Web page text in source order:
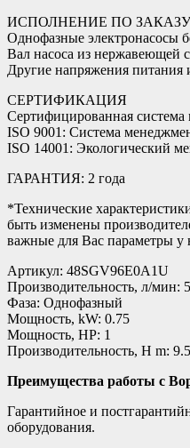
ИСПОЛНЕНИЕ ПО ЗАКАЗУ
Однофазные электронасосы
Вал насоса из нержавеющей
Другие напряжения питания
СЕРТИФИКАЦИЯ
Сертифицированная
ISO 9001: Система
ISO 14001: Экологический
ГАРАНТИЯ: 2 года
*Технические
быть изменены
важные для Вас параметры
Артикул: 48SGV96E0A1U
Производительность, л/мин:
Фаза: Однофазный
Мощность, kW: 0.75
Мощность, HP: 1
Производительность, H m:
Преимущества работы с
Гарантийное и
оборудования.